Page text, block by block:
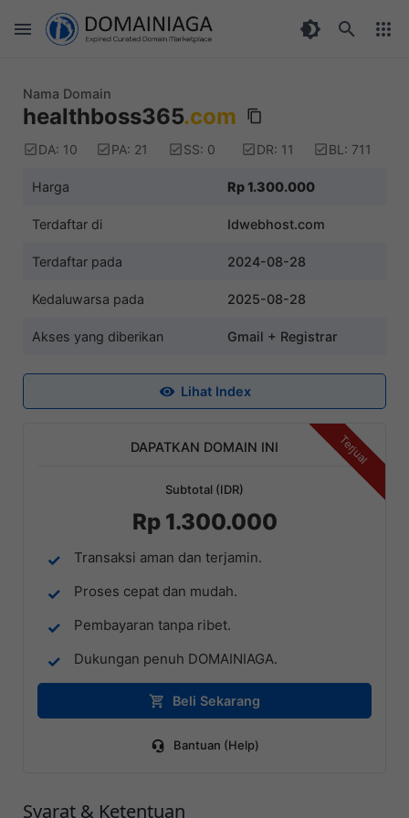
Nama Domain
healthboss365.com
DA: 10 PA: 21 SS: 0 DR: 11 BL: 711
Harga Rp 1.300.000
Terdaftar di Idwebhost.com
Terdaftar pada 2024-08-28
Kedaluwarsa pada 2025-08-28
Akses yang diberikan Gmail + Registrar
Lihat Index
Terjual
DAPATKAN DOMAIN INI
Subtotal (IDR)
Rp 1.300.000
Transaksi aman dan terjamin.
Proses cepat dan mudah.
Pembayaran tanpa ribet.
Dukungan penuh DOMAINIAGA.
Beli Sekarang
Bantuan (Help)
Syarat & Ketentuan